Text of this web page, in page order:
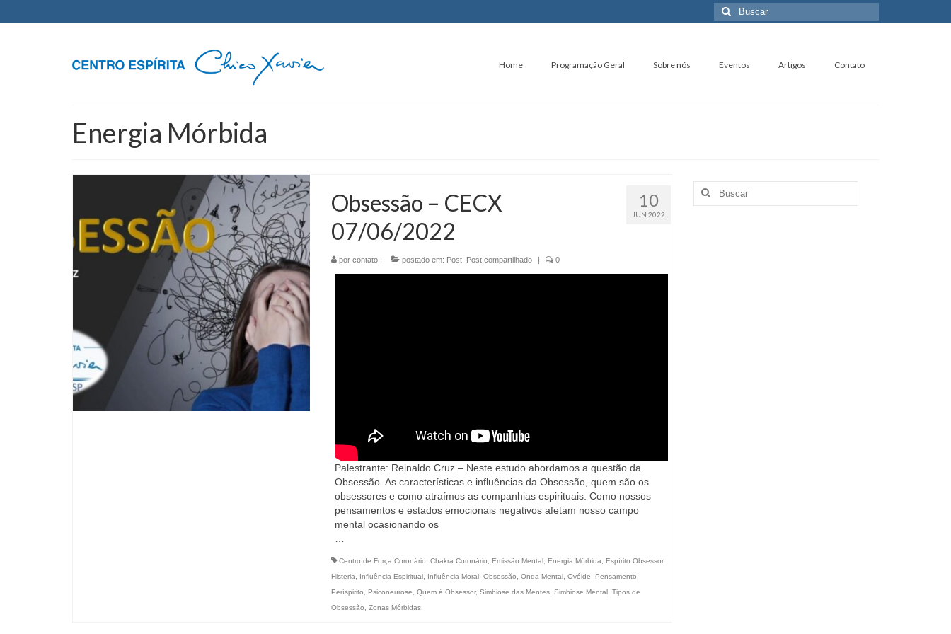
Buscar
por:
Home Programação Geral Sobre nós Eventos Artigos Contato
Energia Mórbida
10
JUN 2022
Obsessão – CECX
07/06/2022
por contato| postado em: Post, Post compartilhado | 0
Palestrante: Reinaldo Cruz – Neste estudo abordamos a questão da
Obsessão. As características e influências da Obsessão, quem são os
obsessores e como atraímos as companhias espirituais. Como nossos
pensamentos e estados emocionais negativos afetam nosso campo
mental ocasionando os
…
Centro de Força Coronário, Chakra Coronário, Emissão Mental, Energia Mórbida, Espírito Obsessor,
Histeria, Influência Espiritual, Influência Moral, Obsessão, Onda Mental, Ovóide, Pensamento,
Períspirito, Psiconeurose, Quem é Obsessor, Simbiose das Mentes, Simbiose Mental, Tipos de
Obsessão, Zonas Mórbidas
Buscar